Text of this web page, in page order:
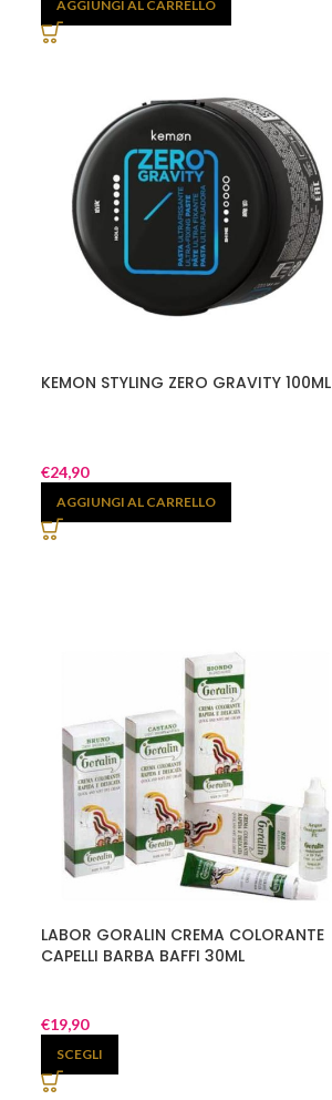
AGGIUNGI AL CARRELLO
KEMON STYLING ZERO GRAVITY 100ML
€24,90
AGGIUNGI AL CARRELLO
LABOR GORALIN CREMA COLORANTE
CAPELLI BARBA BAFFI 30ML
€19,90
SCEGLI